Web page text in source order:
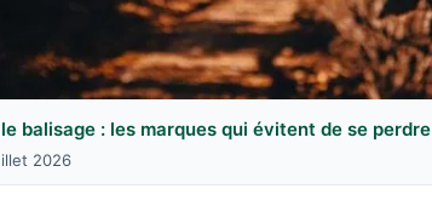
balisage : les marques qui évitent de se perdre
2026